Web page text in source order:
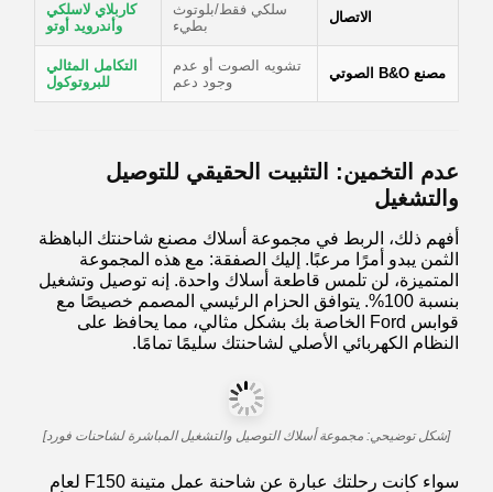
الاتصال
سلكي فقط/بلوتوث
بطيء
كاربلاي لاسلكي
وأندرويد أوتو
مصنع B&O الصوتي
تشويه الصوت أو عدم
وجود دعم
التكامل المثالي
للبروتوكول
عدم التخمين: التثبيت الحقيقي للتوصيل
والتشغيل
أفهم ذلك، الربط في مجموعة أسلاك مصنع شاحنتك الباهظة
الثمن يبدو أمرًا مرعبًا. إليك الصفقة: مع هذه المجموعة
المتميزة، لن تلمس قاطعة أسلاك واحدة. إنه توصيل وتشغيل
بنسبة 100%. يتوافق الحزام الرئيسي المصمم خصيصًا مع
قوابس Ford الخاصة بك بشكل مثالي، مما يحافظ على
النظام الكهربائي الأصلي لشاحنتك سليمًا تمامًا.
[شكل توضيحي: مجموعة أسلاك التوصيل والتشغيل المباشرة لشاحنات فورد]
سواء كانت رحلتك عبارة عن شاحنة عمل متينة F150 لعام